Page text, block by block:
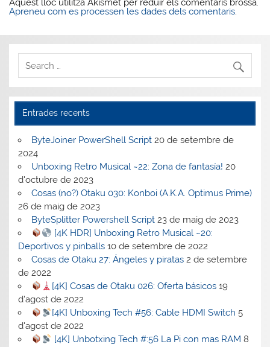
Aquest lloc utilitza Akismet per reduir els comentaris brossa.
Apreneu com es processen les dades dels comentaris.
Entrades recents
ByteJoiner PowerShell Script 20 de setembre de
2024
Unboxing Retro Musical ~22: Zona de fantasía! 20
d'octubre de 2023
Cosas (no?) Otaku 030: Konboi (A.K.A. Optimus Prime)
26 de maig de 2023
ByteSplitter Powershell Script 23 de maig de 2023
[4K HDR] Unboxing Retro Musical ~20:
Deportivos y pinballs 10 de setembre de 2022
Cosas de Otaku 27: Ángeles y piratas 2 de setembre
de 2022
[4K] Cosas de Otaku 026: Oferta básicos 19
d'agost de 2022
[4K] Unboxing Tech #56: Cable HDMI Switch 5
d'agost de 2022
[4K] Unbotxing Tech #:56 La Pi con mas RAM 8